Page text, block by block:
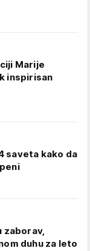
Marije
inspirisan
saveta kako da
zaborav,
duhu za leto